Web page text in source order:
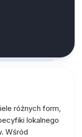
różnych form,
lokalnego
Wśród